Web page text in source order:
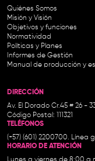
Quiénes Somos
Misión y Visión
Objetivos y funciones
Normatividad
Políticas y Planes
Informes de Gestión
Manual de producción y
DIRECCIÓN
Av. El Dorado Cr.45 # 26 -
Código Postal: 111321
TELÉFONOS
(+57) (601) 2200700. Línea
HORARIO DE ATENCIÓN
Lunes a viernes de 8:00